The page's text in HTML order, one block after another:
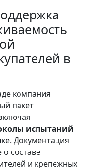
в
компания
пакет
испытаний
Документация
составе
и крепежных